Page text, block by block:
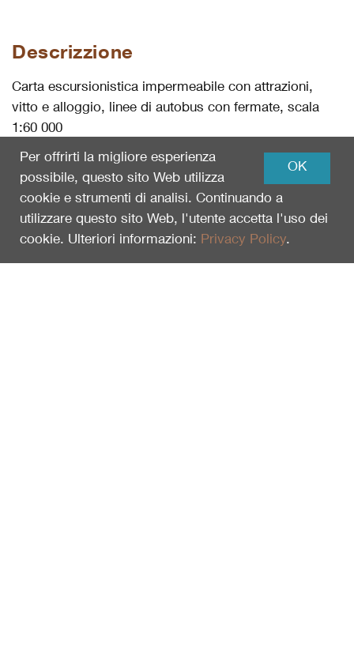
Descrizzione
Carta escursionistica impermeabile con attrazioni,
vitto e alloggio, linee di autobus con fermate, scala
1:60 000
OK
Per offrirti la migliore esperienza
possibile, questo sito Web utilizza
cookie e strumenti di analisi. Continuando a
utilizzare questo sito Web, l'utente accetta l'uso dei
cookie. Ulteriori informazioni: Privacy Policy.